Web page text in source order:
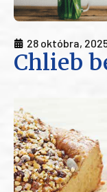
28 októbra,
Chlieb